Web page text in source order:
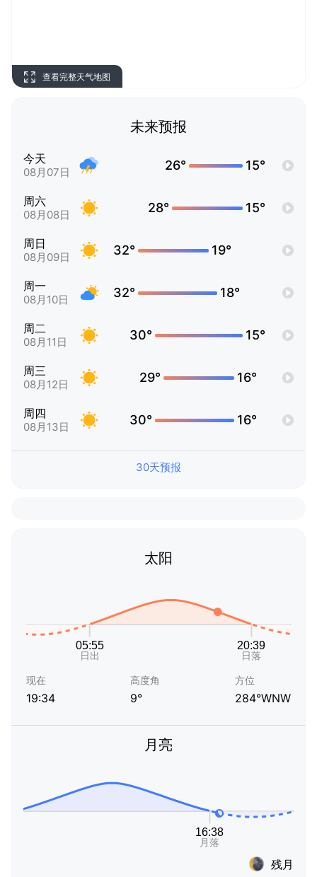
查看完整天气地图
未来预报
今天
08月07日 26° 15°
周六
08月08日 28° 15°
周日
08月09日 32° 19°
周一
08月10日 32° 18°
周二
08月11日 30° 15°
周三
08月12日 29° 16°
周四
08月13日 30° 16°
30天预报
太阳
现在
19:34
高度角
9°
方位
284°WNW
月亮
残月